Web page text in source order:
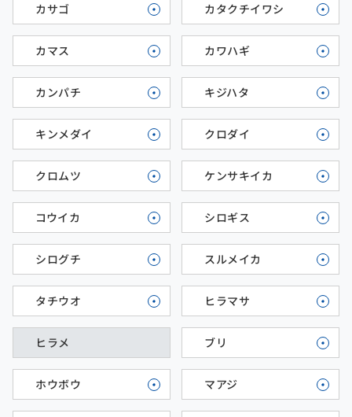
カサゴ カタクチイワシ
カマス カワハギ
カンパチ キジハタ
キンメダイ クロダイ
クロムツ ケンサキイカ
コウイカ シロギス
シログチ スルメイカ
タチウオ ヒラマサ
ヒラメ ブリ
ホウボウ マアジ